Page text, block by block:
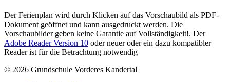
Der Ferienplan wird durch Klicken auf das Vorschaubild als PDF-
Dokument geöffnet und kann ausgedruckt werden. Die
Vorschaubilder geben keine Garantie auf Vollständigkeit!. Der
Adobe Reader Version 10 oder neuer oder ein dazu kompatibler
Reader ist für die Betrachtung notwendig
© 2026 Grundschule Vorderes Kandertal